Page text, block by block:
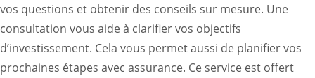
vos questions et obtenir des conseils sur mesure. Une
consultation vous aide à clarifier vos objectifs
d’investissement. Cela vous permet aussi de planifier vos
prochaines étapes avec assurance. Ce service est offert